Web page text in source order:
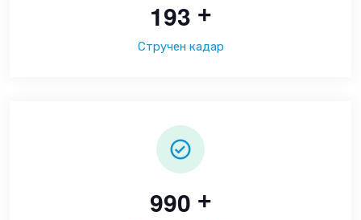
193 +
Стручен кадар
990 +